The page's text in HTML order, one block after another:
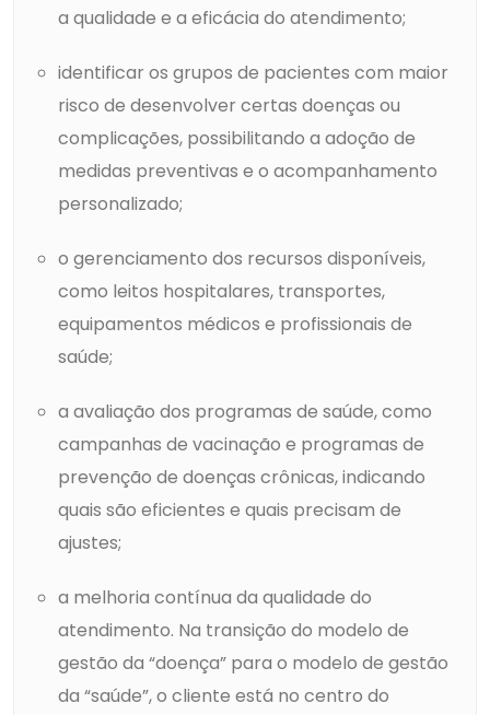
a qualidade e a eficácia do atendimento;
identificar os grupos de pacientes com maior
risco de desenvolver certas doenças ou
complicações, possibilitando a adoção de
medidas preventivas e o acompanhamento
personalizado;
o gerenciamento dos recursos disponíveis,
como leitos hospitalares, transportes,
equipamentos médicos e profissionais de
saúde;
a avaliação dos programas de saúde, como
campanhas de vacinação e programas de
prevenção de doenças crônicas, indicando
quais são eficientes e quais precisam de
ajustes;
a melhoria contínua da qualidade do
atendimento. Na transição do modelo de
gestão da “doença” para o modelo de gestão
da “saúde”, o cliente está no centro do